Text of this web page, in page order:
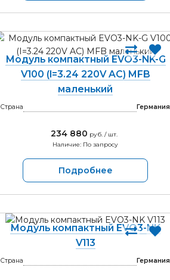
Модуль компактный EVO3-NK-G
V100 (I=3.24 220V AC) MFB
маленький
Страна Германия
234 880 руб. / шт.
Наличие: По запросу
Подробнее
Модуль компактный EVO3-NK
V113
Страна Германия